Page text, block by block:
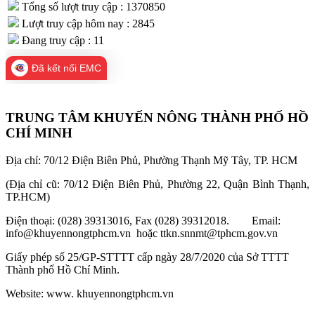
Tổng số lượt truy cập : 1370850
Lượt truy cập hôm nay : 2845
Đang truy cập : 11
Đã kết nối EMC
TRUNG TÂM KHUYẾN NÔNG THÀNH PHỐ HỒ
CHÍ MINH
Địa chỉ: 70/12 Điện Biên Phủ, Phường Thạnh Mỹ Tây, TP. HCM
(Địa chỉ cũ: 70/12 Điện Biên Phủ, Phường 22, Quận Bình Thạnh,
TP.HCM)
Điện thoại: (028) 39313016, Fax (028) 39312018. Email:
info@khuyennongtphcm.vn hoặc ttkn.snnmt@tphcm.gov.vn
Giấy phép số 25/GP-STTTT cấp ngày 28/7/2020 của Sở TTTT
Thành phố Hồ Chí Minh.
Website: www. khuyennongtphcm.vn